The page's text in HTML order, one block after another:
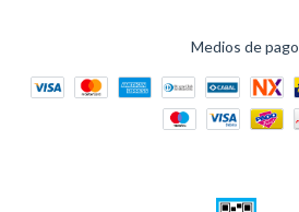
Medios de pago